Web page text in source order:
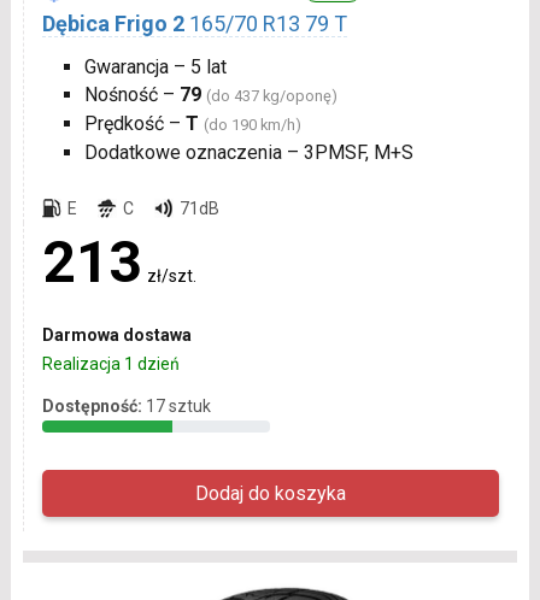
Dębica Frigo 2 165/70 R13 79 T
Gwarancja – 5 lat
Nośność – 79 (do 437 kg/oponę)
Prędkość – T (do 190 km/h)
Dodatkowe oznaczenia – 3PMSF, M+S
E C 71dB
213 zł/szt.
Darmowa dostawa
Realizacja 1 dzień
Dostępność: 17 sztuk